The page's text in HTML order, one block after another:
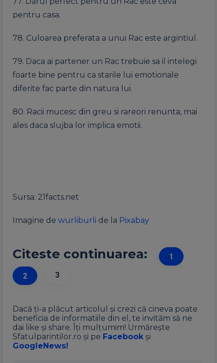
pentru casa.
78. Culoarea preferata a unui Rac este argintiul.
79. Daca ai partener un Rac trebuie sa il intelegi
foarte bine pentru ca starile lui emotionale
diferite fac parte din natura lui.
80. Racii mucesc din greu si rareori renunta, mai
ales daca slujba lor implica emotii.
Sursa: 21facts.net
Imagine de wurliburli de la Pixabay
Citeste continuarea: 1
2 3
Dacă ți-a plăcut articolul și crezi că cineva poate
beneficia de informatiile din el, te invităm să ne
dai like și share. Îți mulțumim! Urmărește
Sfatulparintilor.ro și pe Facebook și
GoogleNews!